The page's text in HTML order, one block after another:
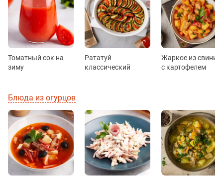
Томатный сок на
зиму
Рататуй
классический
Жаркое из
с картофелем
Блюда из огурцов